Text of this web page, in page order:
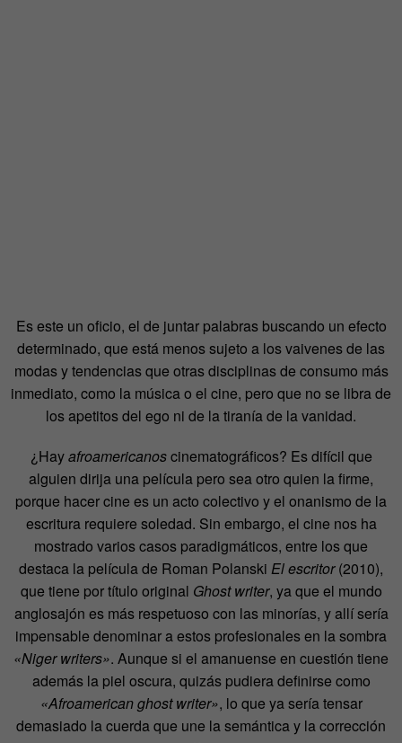
Es este un oficio, el de juntar palabras buscando un efecto
determinado, que está menos sujeto a los vaivenes de las
modas y tendencias que otras disciplinas de consumo más
inmediato, como la música o el cine, pero que no se libra de
los apetitos del ego ni de la tiranía de la vanidad.
¿Hayafroamericanoscinematográficos? Es difícil que
alguien dirija una película pero sea otro quien la firme,
porque hacer cine es un acto colectivo y el onanismo de la
escritura requiere soledad. Sin embargo, el cine nos ha
mostrado varios casos paradigmáticos, entre los que
destaca la película de Roman Polanski El escritor(2010),
que tiene por título original Ghost writer, ya que el mundo
anglosajón es más respetuoso con las minorías, y allí sería
impensable denominar a estos profesionales en la sombra
«Niger writers». Aunque si el amanuense en cuestión tiene
además la piel oscura, quizás pudiera definirse como
«Afroamerican ghost writer», lo que ya sería tensar
demasiado la cuerda que une la semántica y la corrección